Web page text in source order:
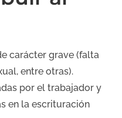
carácter grave (falta
entre otras).
por el trabajador y
en la escrituración